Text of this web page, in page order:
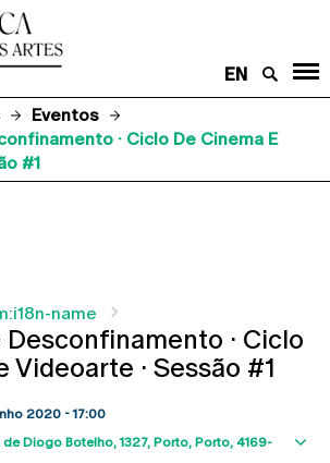
EN
Eventos
· Ciclo De Cinema E
#1
name
Desconfinamento · Ciclo
Videoarte · Sessão #1
2020 - 17:00
de Diogo Botelho, 1327 Porto Porto 4169-